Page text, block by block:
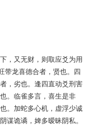
，又无财，则取应爻为用
带龙喜德合者，贤也。四
，劣也。逢四直动爻刑害
。临雀多言，喜生是非
。加蛇多心机，虚浮少诚
谋诡谲，婢多暧昧阴私。